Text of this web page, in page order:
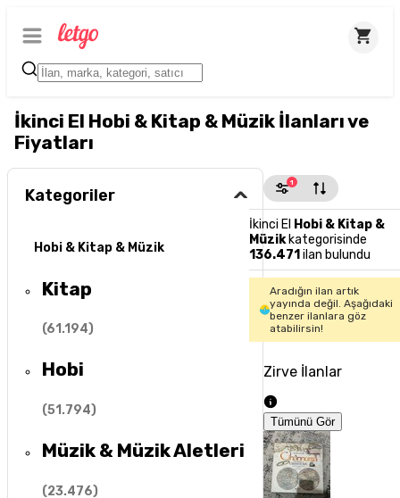
İkinci El Hobi & Kitap & Müzik İlanları ve
Fiyatları
Kategoriler
Hobi & Kitap & Müzik
Kitap
(61.194)
Hobi
(51.794)
Müzik & Müzik Aletleri
(23.476)
1
İkinci El Hobi & Kitap &
Müzikkategorisinde
136.471 ilan bulundu
Aradığın ilan artık
yayında değil. Aşağıdaki
benzer ilanlara göz
atabilirsin!
Zirve İlanlar
Tümünü Gör